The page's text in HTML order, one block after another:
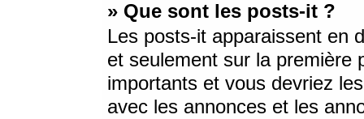
» Que sont les posts-it ?
Les posts-it apparaissent en
et seulement sur la première
importants et vous devriez
avec les annonces et les